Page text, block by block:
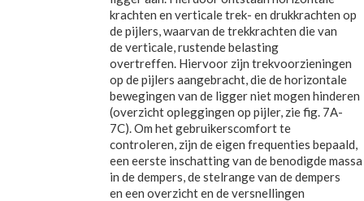
krachten en verticale trek- en drukkrachten op
de pijlers, waarvan de trekkrachten die van
de verticale, rustende belasting
overtreffen. Hiervoor zijn trekvoorzieningen
op de pijlers aangebracht, die de horizontale
bewegingen van de ligger niet mogen hinderen
(overzicht opleggingen op pijler, zie fig. 7A-
7C). Om het gebruikerscomfort te
controleren, zijn de eigen frequenties bepaald,
een eerste inschatting van de benodigde massa
in de dempers, de stelrange van de dempers
en een overzicht en de versnellingen